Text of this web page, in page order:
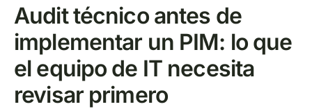
FAQ
Elige tu PIM
Blog
Contacto
Audit técnico antes de
implementar un PIM: lo que
el equipo de IT necesita
revisar primero